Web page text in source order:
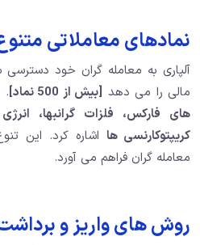
نمادهای معاملاتی
آلپاری به معامله گران خود دسترسی
مالی را می دهد [بیش از 500 نماد] .
های فارکس، فلزات گرانبها،
کریپتوکارنسی ها اشاره کرد. این
معامله گران فراهم می آورد.
روش های واریز و